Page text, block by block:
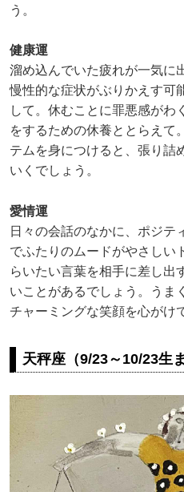
う。
健康運
溜め込んでいた疲れが一気に
慢性的な症状がぶりかえす可
して。休むことに罪悪感がわ
をするための休養ととらえて
テムを身につけると、張り詰
いくでしょう。
愛情運
日々の会話のなかに、ポジテ
でふたりのムードがやさしい
らいたい言葉を相手に差し出
いことがあるでしょう。うま
チャーミングな笑顔を心がけ
天秤座（9/23～10/23生ま